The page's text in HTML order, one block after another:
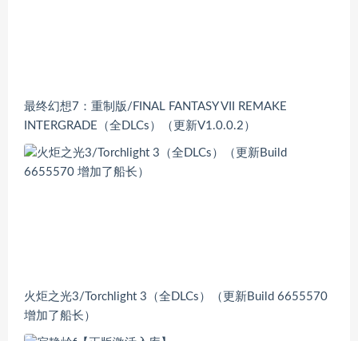
最终幻想7：重制版/FINAL FANTASY VII REMAKE
INTERGRADE（全DLCs）（更新V1.0.0.2）
火炬之光3/Torchlight 3（全DLCs）（更新Build 6655570
增加了船长）